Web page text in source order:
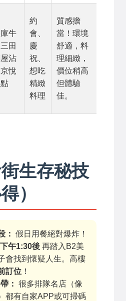
牛
田
沾
悅
約
會、
慶
祝、
想吃
精緻
料理
質感擔
當！環境
舒適，料
理細緻，
價位稍高
但體驗
佳。
生存秘技
）
： 假日用餐絕對爆炸！
下午1:30後 再踏入B2美
會找到懷疑人生。高樓
訂位 ！
： 很多排隊名店（像
都有自家APP或可掃碼